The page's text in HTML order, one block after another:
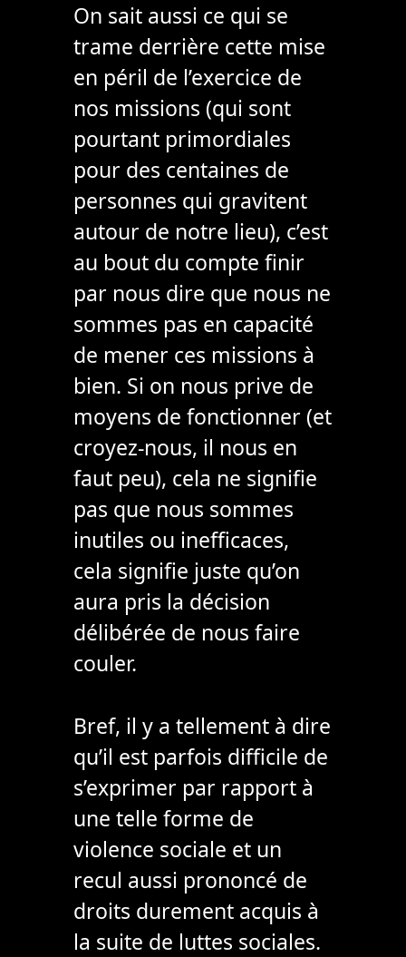
On sait aussi ce qui se
trame derrière cette mise
en péril de l’exercice de
nos missions (qui sont
pourtant primordiales
pour des centaines de
personnes qui gravitent
autour de notre lieu), c’est
au bout du compte finir
par nous dire que nous ne
sommes pas en capacité
de mener ces missions à
bien. Si on nous prive de
moyens de fonctionner (et
croyez-nous, il nous en
faut peu), cela ne signifie
pas que nous sommes
inutiles ou inefficaces,
cela signifie juste qu’on
aura pris la décision
délibérée de nous faire
couler.
Bref, il y a tellement à dire
qu’il est parfois difficile de
s’exprimer par rapport à
une telle forme de
violence sociale et un
recul aussi prononcé de
droits durement acquis à
la suite de luttes sociales.